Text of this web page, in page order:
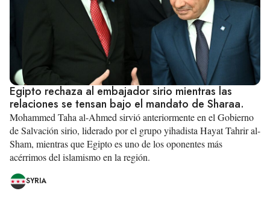
Egipto rechaza al embajador sirio mientras las
relaciones se tensan bajo el mandato de Sharaa.
Mohammed Taha al-Ahmed sirvió anteriormente en el Gobierno
de Salvación sirio, liderado por el grupo yihadista Hayat Tahrir al-
Sham, mientras que Egipto es uno de los oponentes más
acérrimos del islamismo en la región.
SYRIA